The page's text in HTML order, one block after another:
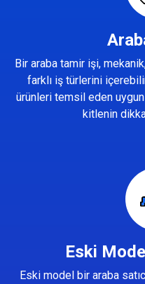
Bir araba tamir işi,
farklı iş türlerini
ürünleri temsil eden
kitlenin
Eski
Eski model bir araba